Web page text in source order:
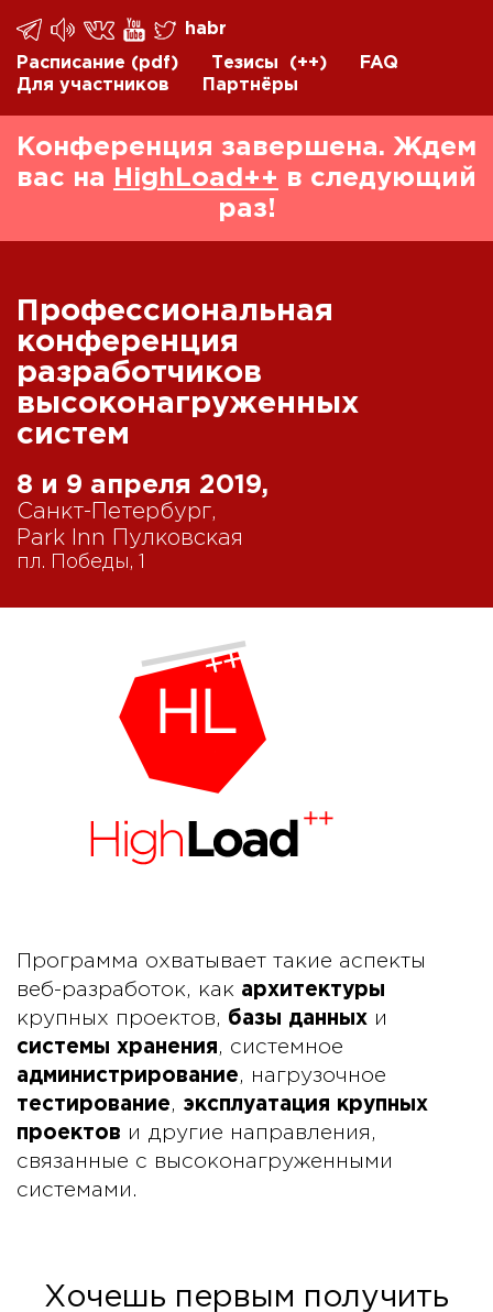
habr
Расписание (pdf) Тезисы (++)
FAQ
Для участников
Партнёры
Конференция завершена. Ждем
вас на
HighLoad++ в следующий
раз!
Профессиональная
конференция
разработчиков
высоконагруженных
систем
8 и 9 апреля 2019,
Санкт-Петербург,
Park Inn Пулковская
пл. Победы, 1
Программа охватывает такие аспекты
веб-разработок, как архитектуры
крупных проектов, базы данных и
системы хранения, системное
администрирование, нагрузочное
тестирование, эксплуатация крупных
проектов и другие направления,
связанные с высоконагруженными
системами.
Хочешь первым получить